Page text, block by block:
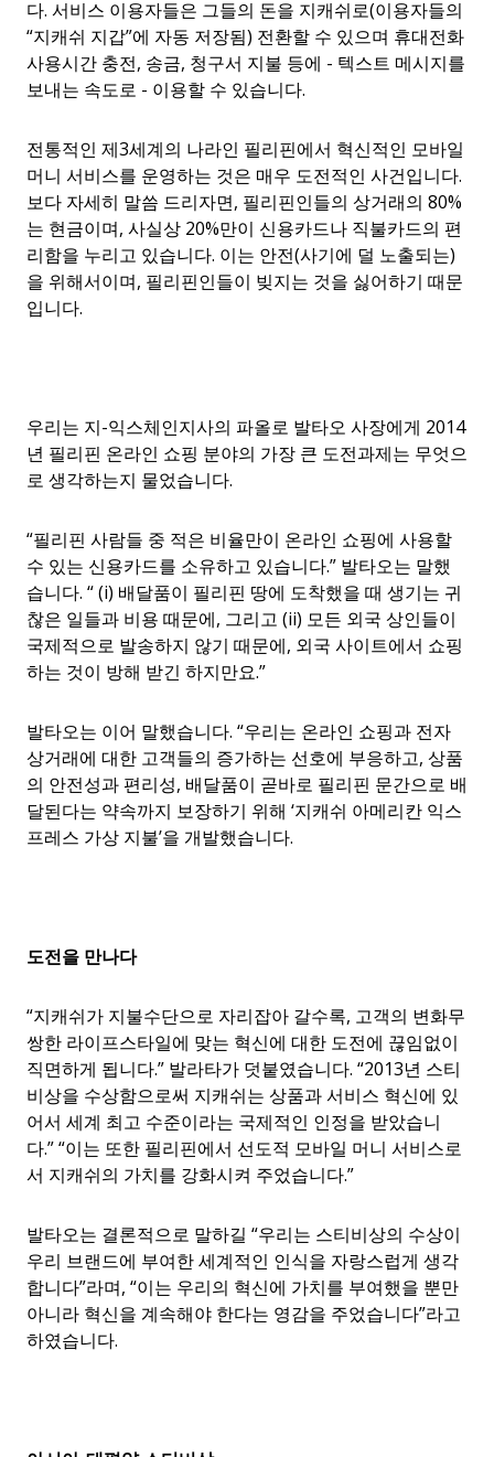
다. 서비스 이용자들은 그들의 돈을 지캐쉬로(이용자들의
“지캐쉬 지갑”에 자동 저장됨) 전환할 수 있으며 휴대전화
사용시간 충전, 송금, 청구서 지불 등에 - 텍스트 메시지를
보내는 속도로 - 이용할 수 있습니다.
전통적인 제3세계의 나라인 필리핀에서 혁신적인 모바일
머니 서비스를 운영하는 것은 매우 도전적인 사건입니다.
보다 자세히 말씀 드리자면, 필리핀인들의 상거래의 80%
는 현금이며, 사실상 20%만이 신용카드나 직불카드의 편
리함을 누리고 있습니다. 이는 안전(사기에 덜 노출되는)
을 위해서이며, 필리핀인들이 빚지는 것을 싫어하기 때문
입니다.
우리는 지-익스체인지사의 파올로 발타오 사장에게 2014
년 필리핀 온라인 쇼핑 분야의 가장 큰 도전과제는 무엇으
로 생각하는지 물었습니다.
“필리핀 사람들 중 적은 비율만이 온라인 쇼핑에 사용할
수 있는 신용카드를 소유하고 있습니다.” 발타오는 말했
습니다. “ (i) 배달품이 필리핀 땅에 도착했을 때 생기는 귀
찮은 일들과 비용 때문에, 그리고 (ii) 모든 외국 상인들이
국제적으로 발송하지 않기 때문에, 외국 사이트에서 쇼핑
하는 것이 방해 받긴 하지만요.”
발타오는 이어 말했습니다. “우리는 온라인 쇼핑과 전자
상거래에 대한 고객들의 증가하는 선호에 부응하고, 상품
의 안전성과 편리성, 배달품이 곧바로 필리핀 문간으로 배
달된다는 약속까지 보장하기 위해 ‘지캐쉬 아메리칸 익스
프레스 가상 지불’을 개발했습니다.
도전을 만나다
“지캐쉬가 지불수단으로 자리잡아 갈수록, 고객의 변화무
쌍한 라이프스타일에 맞는 혁신에 대한 도전에 끊임없이
직면하게 됩니다.” 발라타가 덧붙였습니다. “2013년 스티
비상을 수상함으로써 지캐쉬는 상품과 서비스 혁신에 있
어서 세계 최고 수준이라는 국제적인 인정을 받았습니
다.” “이는 또한 필리핀에서 선도적 모바일 머니 서비스로
서 지캐쉬의 가치를 강화시켜 주었습니다.”
발타오는 결론적으로 말하길 “우리는 스티비상의 수상이
우리 브랜드에 부여한 세계적인 인식을 자랑스럽게 생각
합니다”라며, “이는 우리의 혁신에 가치를 부여했을 뿐만
아니라 혁신을 계속해야 한다는 영감을 주었습니다”라고
하였습니다.